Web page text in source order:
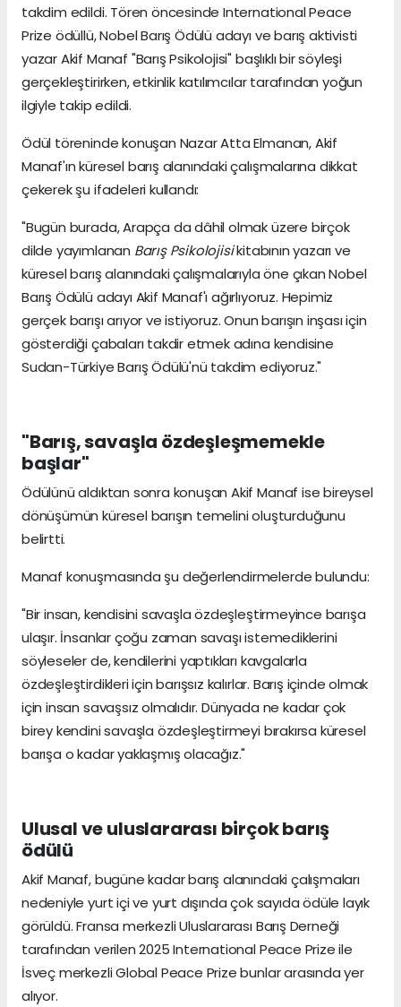
takdim edildi. Tören öncesinde International Peace
Prize ödüllü, Nobel Barış Ödülü adayı ve barış aktivisti
yazar Akif Manaf "Barış Psikolojisi" başlıklı bir söyleşi
gerçekleştirirken, etkinlik katılımcılar tarafından yoğun
ilgiyle takip edildi.
Ödül töreninde konuşan Nazar Atta Elmanan, Akif
Manaf'ın küresel barış alanındaki çalışmalarına dikkat
çekerek şu ifadeleri kullandı:
"Bugün burada, Arapça da dâhil olmak üzere birçok
dilde yayımlanan Barış Psikolojisikitabının yazarı ve
küresel barış alanındaki çalışmalarıyla öne çıkan Nobel
Barış Ödülü adayı Akif Manaf'ı ağırlıyoruz. Hepimiz
gerçek barışı arıyor ve istiyoruz. Onun barışın inşası için
gösterdiği çabaları takdir etmek adına kendisine
Sudan-Türkiye Barış Ödülü'nü takdim ediyoruz."
"Barış, savaşla özdeşleşmemekle
başlar"
Ödülünü aldıktan sonra konuşan Akif Manaf ise bireysel
dönüşümün küresel barışın temelini oluşturduğunu
belirtti.
Manaf konuşmasında şu değerlendirmelerde bulundu:
"Bir insan, kendisini savaşla özdeşleştirmeyince barışa
ulaşır. İnsanlar çoğu zaman savaşı istemediklerini
söyleseler de, kendilerini yaptıkları kavgalarla
özdeşleştirdikleri için barışsız kalırlar. Barış içinde olmak
için insan savaşsız olmalıdır. Dünyada ne kadar çok
birey kendini savaşla özdeşleştirmeyi bırakırsa küresel
barışa o kadar yaklaşmış olacağız."
Ulusal ve uluslararası birçok barış
ödülü
Akif Manaf, bugüne kadar barış alanındaki çalışmaları
nedeniyle yurt içi ve yurt dışında çok sayıda ödüle layık
görüldü. Fransa merkezli Uluslararası Barış Derneği
tarafından verilen 2025 International Peace Prize ile
İsveç merkezli Global Peace Prize bunlar arasında yer
alıyor.